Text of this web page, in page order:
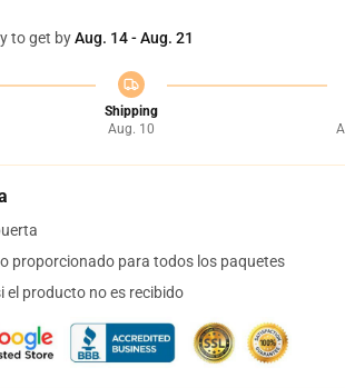
to get byAug. 14 - Aug. 21
Shipping
Aug. 10
proporcionado para todos los paquetes
el producto no es recibido